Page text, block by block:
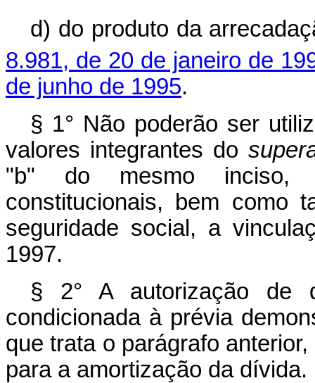
d) do produto da
8.981, de 20 de janeiro de
de junho de 1995.
§ 1° Não poderão ser
valores integrantes do
"b" do mesmo inciso,
constitucionais, bem como
seguridade social, a
1997.
§ 2° A autorização de
condicionada à prévia
que trata o parágrafo
para a amortização da dívida.